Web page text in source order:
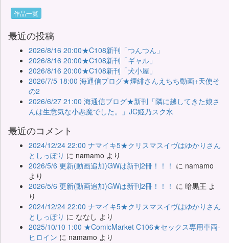
作品一覧
最近の投稿
2026/8/16 20:00★C108新刊「つんつん」
2026/8/16 20:00★C108新刊「ギャル」
2026/8/16 20:00★C108新刊「犬小屋」
2026/7/5 18:00 海通信ブログ★煙緋さんえちち動画+天使そ
の2
2026/6/27 21:00 海通信ブログ★新刊「隣に越してきた娘さ
んは生意気な小悪魔でした。」JC姫乃スク水
最近のコメント
2024/12/24 22:00 ナマイキ5★クリスマスイヴはゆかりさん
としっぽり に namamo より
2026/5/6 更新(動画追加)GWは新刊2冊！！！ に namamo
より
2026/5/6 更新(動画追加)GWは新刊2冊！！！ に 暗黒王 よ
り
2024/12/24 22:00 ナマイキ5★クリスマスイヴはゆかりさん
としっぽり に ななし より
2025/10/10 1:00 ★ComicMarket C106★セックス専用車両-
ヒロイン に namamo より